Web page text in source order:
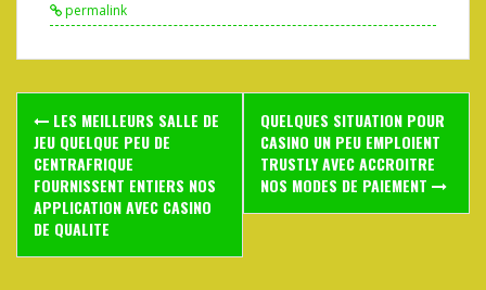
permalink
Post
navigation
LES MEILLEURS SALLE DE
JEU QUELQUE PEU DE
CENTRAFRIQUE
FOURNISSENT ENTIERS NOS
APPLICATION AVEC CASINO
DE QUALITE
QUELQUES SITUATION POUR
CASINO UN PEU EMPLOIENT
TRUSTLY AVEC ACCROITRE
NOS MODES DE PAIEMENT